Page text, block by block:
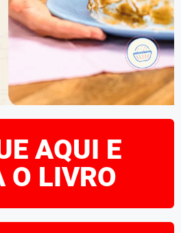
AQUI E
O LIVRO